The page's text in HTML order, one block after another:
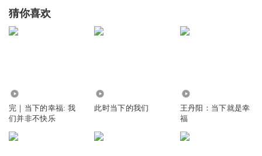
猜你喜欢
完｜当下的幸福: 我
们并非不快乐
此时当下的我们
王丹阳：当下就是幸
福